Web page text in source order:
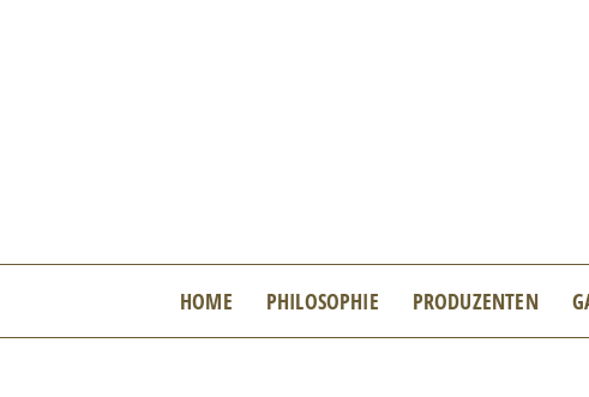
HOME PHILOSOPHIE PRODUZENTEN